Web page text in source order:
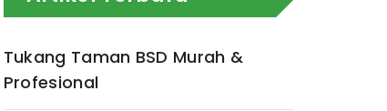
Tukang Taman BSD Murah &
Profesional